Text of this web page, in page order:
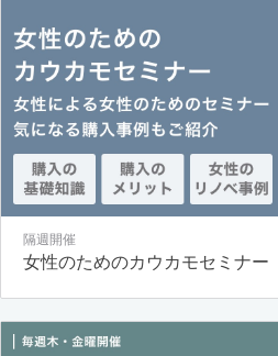
隔週開催
女性のためのカウカモセミナー